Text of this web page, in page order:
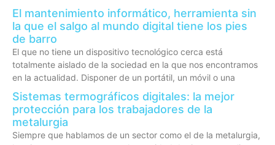
El mantenimiento informático, herramienta sin
la que el salgo al mundo digital tiene los pies
de barro
El que no tiene un dispositivo tecnológico cerca está
totalmente aislado de la sociedad en la que nos encontramos
en la actualidad. Disponer de un portátil, un móvil o una
Sistemas termográficos digitales: la mejor
protección para los trabajadores de la
metalurgia
Siempre que hablamos de un sector como el de la metalurgia,